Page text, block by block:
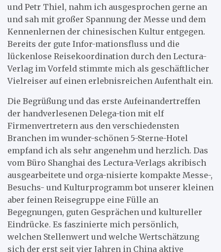
und Petr Thiel, nahm ich ausgesprochen gerne an
und sah mit großer Spannung der Messe und dem
Kennenlernen der chinesischen Kultur entgegen.
Bereits der gute Infor-mationsfluss und die
lückenlose Reisekoordination durch den Lectura-
Verlag im Vorfeld stimmte mich als geschäftlicher
Vielreiser auf einen erlebnisreichen Aufenthalt ein.
Die Begrüßung und das erste Aufeinandertreffen
der handverlesenen Delega-tion mit elf
Firmenvertretern aus den verschiedensten
Branchen im wunder-schönen 5-Sterne-Hotel
empfand ich als sehr angenehm und herzlich. Das
vom Büro Shanghai des Lectura-Verlags akribisch
ausgearbeitete und orga-nisierte kompakte Messe-,
Besuchs- und Kulturprogramm bot unserer kleinen
aber feinen Reisegruppe eine Fülle an
Begegnungen, guten Gesprächen und kultureller
Eindrücke. Es faszinierte mich persönlich,
welchen Stellenwert und welche Wertschätzung
sich der erst seit vier Jahren in China aktive